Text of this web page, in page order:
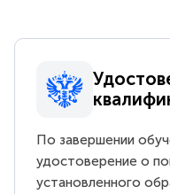
По завершении
удостоверение о
установленного